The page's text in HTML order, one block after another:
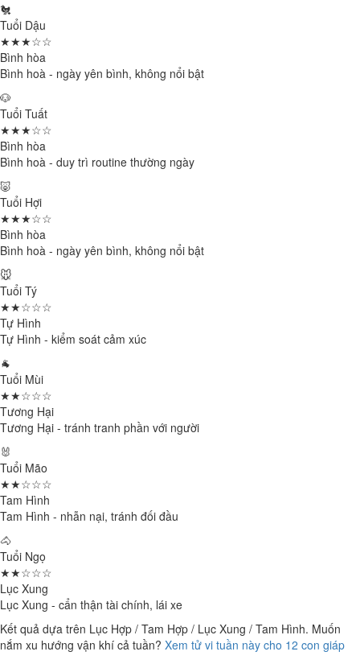
🐔
Tuổi Dậu
★★★☆☆
Bình hòa
Bình hoà - ngày yên bình, không nổi bật
🐶
Tuổi Tuất
★★★☆☆
Bình hòa
Bình hoà - duy trì routine thường ngày
🐷
Tuổi Hợi
★★★☆☆
Bình hòa
Bình hoà - ngày yên bình, không nổi bật
🐭
Tuổi Tý
★★☆☆☆
Tự Hình
Tự Hình - kiểm soát cảm xúc
🐐
Tuổi Mùi
★★☆☆☆
Tương Hại
Tương Hại - tránh tranh phần với người
🐰
Tuổi Mão
★★☆☆☆
Tam Hình
Tam Hình - nhẫn nại, tránh đối đầu
🐴
Tuổi Ngọ
★★☆☆☆
Lục Xung
Lục Xung - cẩn thận tài chính, lái xe
Kết quả dựa trên Lục Hợp / Tam Hợp / Lục Xung / Tam Hình. Muốn
nắm xu hướng vận khí cả tuần? Xem tử vi tuần này cho 12 con giáp